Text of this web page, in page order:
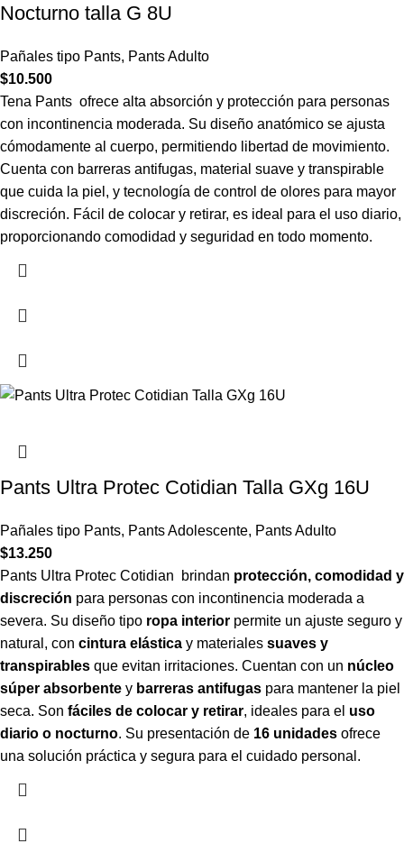
Nocturno talla G 8U
Pañales tipo Pants, Pants Adulto
$10.500
Tena Pants ofrece alta absorción y protección para personas
con incontinencia moderada. Su diseño anatómico se ajusta
cómodamente al cuerpo, permitiendo libertad de movimiento.
Cuenta con barreras antifugas, material suave y transpirable
que cuida la piel, y tecnología de control de olores para mayor
discreción. Fácil de colocar y retirar, es ideal para el uso diario,
proporcionando comodidad y seguridad en todo momento.
Pants Ultra Protec Cotidian Talla GXg 16U
Pañales tipo Pants, Pants Adolescente, Pants Adulto
$13.250
Pants Ultra Protec Cotidian brindan protección, comodidad y
discreción para personas con incontinencia moderada a
severa. Su diseño tipo ropa interior permite un ajuste seguro y
natural, con cintura elástica y materiales suaves y
transpirables que evitan irritaciones. Cuentan con un núcleo
súper absorbente y barreras antifugas para mantener la piel
seca. Son fáciles de colocar y retirar, ideales para el uso
diario o nocturno. Su presentación de 16 unidades ofrece
una solución práctica y segura para el cuidado personal.